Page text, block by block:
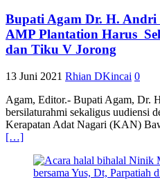
Bupati Agam Dr. H. Andri
AMP Plantation Harus
dan Tiku V Jorong
13 Juni 2021 Rhian DKincai 0
Agam, Editor.- Bupati Agam, Dr.
bersilaturahmi sekaligus uudiensi
Kerapatan Adat Nagari (KAN)
[…]